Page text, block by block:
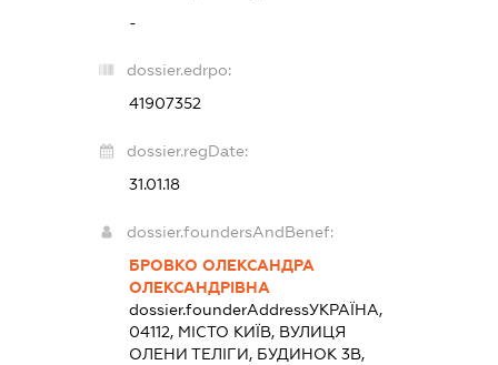
-
dossier.edrpo:
41907352
dossier.regDate:
31.01.18
dossier.foundersAndBenef:
БРОВКО ОЛЕКСАНДРА
ОЛЕКСАНДРІВНА
dossier.founderAddressУКРАЇНА,
04112, МІСТО КИЇВ, ВУЛИЦЯ
ОЛЕНИ ТЕЛІГИ, БУДИНОК 3В,